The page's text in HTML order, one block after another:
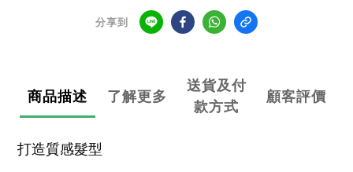
分享到
商品描述 了解更多
送貨及付
款方式
顧客評價
打造質感髮型